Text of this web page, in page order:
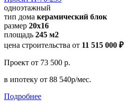
одноэтажный
тип дома керамический блок
размер 20x16
площадь 245 м2
цена строительства от 11 515 000 ₽
Проект от 73 500 р.
в ипотеку от 88 540р/мес.
Подробнее